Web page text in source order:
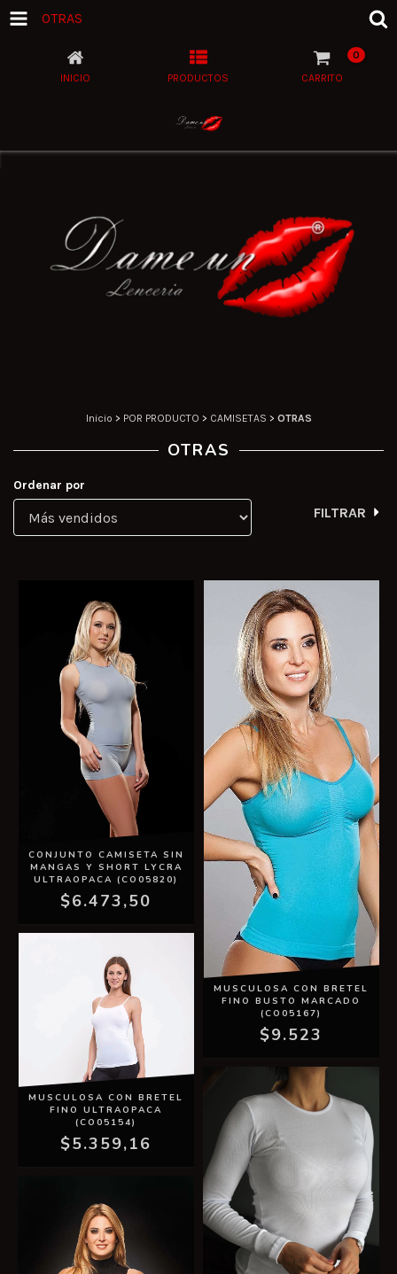
OTRAS
INICIO PRODUCTOS CARRITO
0
Inicio > POR PRODUCTO > CAMISETAS > OTRAS
OTRAS
Ordenar por
FILTRAR
CONJUNTO CAMISETA SIN
MANGAS Y SHORT LYCRA
ULTRAOPACA (CO05820)
$6.473,50
MUSCULOSA CON BRETEL
FINO BUSTO MARCADO
(CO05167)
$9.523
MUSCULOSA CON BRETEL
FINO ULTRAOPACA
(CO05154)
$5.359,16